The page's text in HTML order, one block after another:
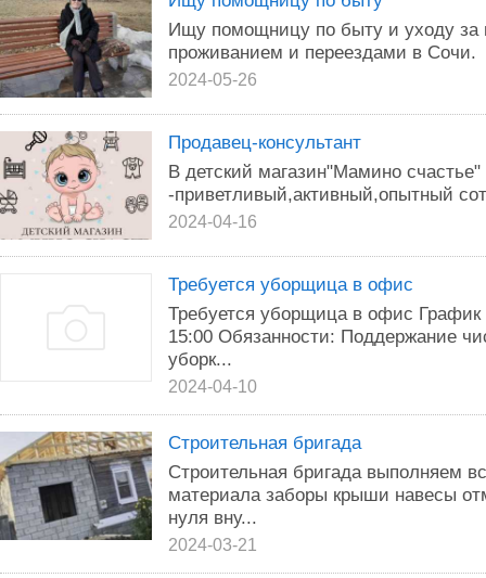
Ищу помощницу по быту и уходу
проживанием и переездами в Сочи.
2024-05-26
Продавец-консультант
В детский магазин"Мамино счастье"
-приветливый,активный,опытный
2024-04-16
Требуется уборщица в офис
Требуется уборщица в офис График
15:00 Обязанности: Поддержание
уборк...
2024-04-10
Строительная бригада
Строительная бригада выполняем
материала заборы крыши навесы
нуля вну...
2024-03-21